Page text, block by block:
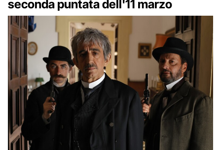
seconda puntata dell'11 marzo